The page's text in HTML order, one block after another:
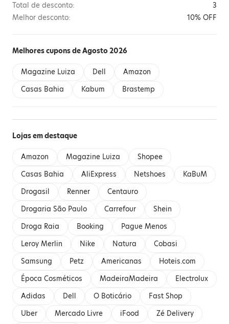
Total de desconto:
3
Melhor desconto:
10% OFF
Melhores cupons de Agosto 2026
Magazine Luiza Dell
Amazon
Casas Bahia
Kabum Brastemp
Lojas em destaque
Amazon Magazine Luiza
Shopee
Casas Bahia
AliExpress Netshoes
KaBuM
Drogasil
Renner
Centauro
Drogaria São Paulo
Carrefour
Shein
Droga Raia
Booking
Pague Menos
Leroy Merlin
Nike Natura
Cobasi
Samsung
Petz Americanas
Hoteis.com
Época Cosméticos
MadeiraMadeira
Electrolux
Adidas
Dell O Boticário
Fast Shop
Uber
Mercado Livre iFood
Zé Delivery